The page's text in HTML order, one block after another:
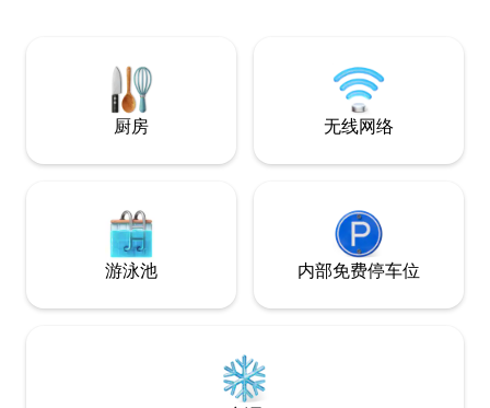
受 20% 的折扣。
厨房 无线网络
游泳池 内部免费停车位